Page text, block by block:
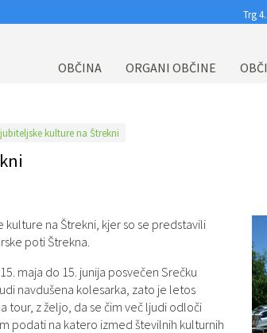
Trg
OBČINA ORGANI OBČINE
kulture na Štrekni
na Štrekni, kjer so se predstavili
poti Štrekna.
maja do 15. junija posvečen Srečku
navdušena kolesarka, zato je letos
z željo, da se čim več ljudi odloči
podati na katero izmed številnih kulturnih
Medobčinska uprava občin Mežiške doline in Občine Dravograd
>